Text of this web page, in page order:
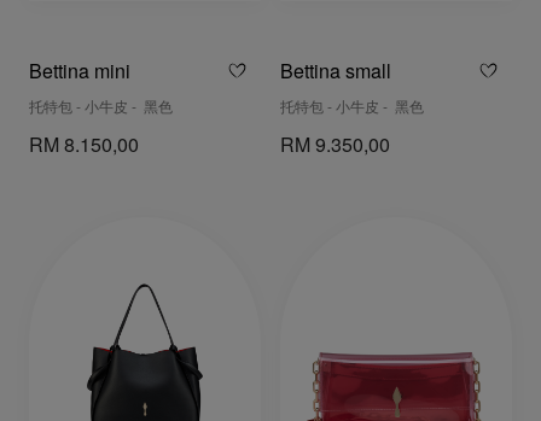
Bettina mini
托特包 - 小牛皮 - 黑色
RM 8.150,00
Bettina small
托特包 - 小牛皮 - 黑色
RM 9.350,00